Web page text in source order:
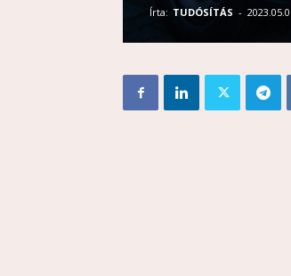
Írta: TUDÓSÍTÁS -